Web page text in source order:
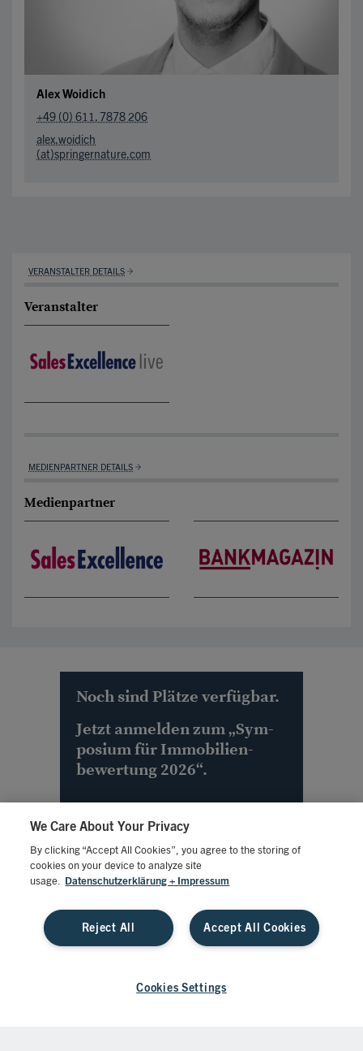
Alex Woidich
+49 (0) 611. 7878 206
alex.woidich
(at)springernature.com
VERANSTALTER DETAILS
Veranstalter
MEDIENPARTNER DETAILS
Medienpartner
Noch sind Plätze verfügbar.
Jetzt anmelden zum „Sym­
po­sium für Immobilien­­
bewertung 2026“.
IMPRESSUM AGB
DATENSCHUTZ
COOKIE-EINSTELLUNGEN
We Care About Your Privacy
By clicking “Accept All Cookies”, you agree to the storing of
cookies on your device to analyze site
usage.
Datenschutzerklärung + Impressum
Accept All Cookies
Reject All
Cookies Settings